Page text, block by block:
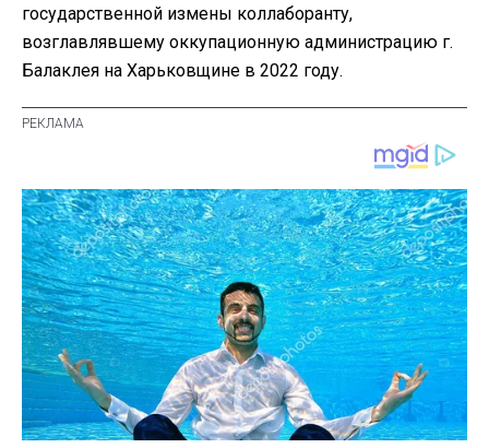
государственной измены коллаборанту,
возглавлявшему оккупационную администрацию г.
Балаклея на Харьковщине в 2022 году.